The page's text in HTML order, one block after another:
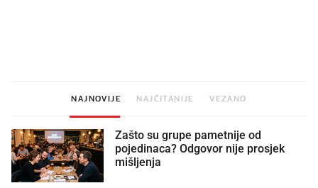
NAJNOVIJE NAJČITANIJE VEZANO
Zašto su grupe pametnije od
pojedinaca? Odgovor nije prosjek
mišljenja